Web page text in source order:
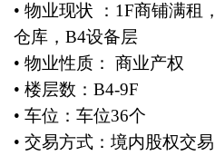
• 物业现状 ：1F商铺满租
仓库，B4设备层
• 物业性质： 商业产权
• 楼层数：B4-9F
• 车位：车位36个
• 交易方式：境内股权交易